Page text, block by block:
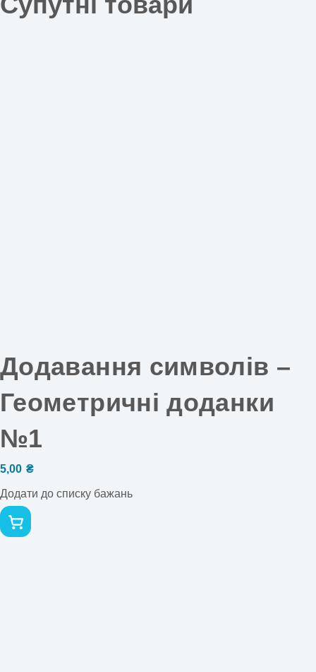
Додавання символів –
Геометричні доданки
№1
5,00 ₴
Додати до списку бажань